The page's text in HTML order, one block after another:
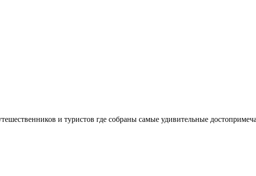
и туристов где собраны самые удивительные